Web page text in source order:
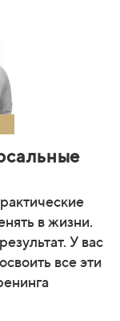
в жизни.
У вас
все эти